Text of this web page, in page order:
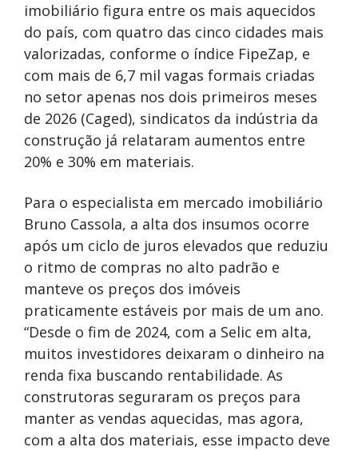
imobiliário figura entre os mais aquecidos
do país, com quatro das cinco cidades mais
valorizadas, conforme o índice FipeZap, e
com mais de 6,7 mil vagas formais criadas
no setor apenas nos dois primeiros meses
de 2026 (Caged), sindicatos da indústria da
construção já relataram aumentos entre
20% e 30% em materiais.
Para o especialista em mercado imobiliário
Bruno Cassola, a alta dos insumos ocorre
após um ciclo de juros elevados que reduziu
o ritmo de compras no alto padrão e
manteve os preços dos imóveis
praticamente estáveis por mais de um ano.
“Desde o fim de 2024, com a Selic em alta,
muitos investidores deixaram o dinheiro na
renda fixa buscando rentabilidade. As
construtoras seguraram os preços para
manter as vendas aquecidas, mas agora,
com a alta dos materiais, esse impacto deve